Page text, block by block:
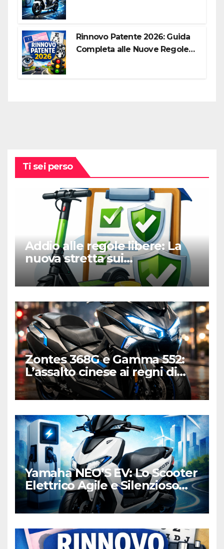
Rinnovo Patente 2026: Guida
Completa alle Nuove Regole,
Ti sei perso
Addio alle regole libere: La
nuova stretta sui
monopattini elettrici tra
targa e polizza RC
Zontes 368G e Gamma 552:
L’assalto cinese ai regni di
Honda e Yamaha
Yamaha NEO’S EV: Lo Scooter
Elettrico Agile e Silenzioso
per la Città